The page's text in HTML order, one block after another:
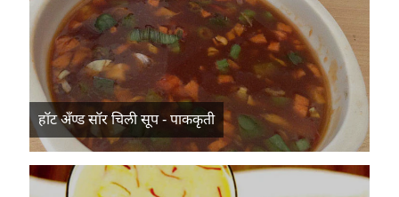
हॉट अँण्ड सॉर चिली सूप - पाककृती